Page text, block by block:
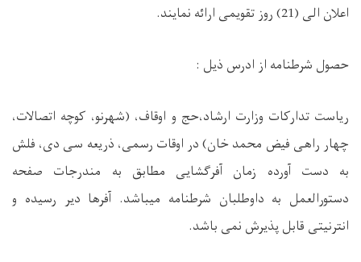
اعلان الی (21) روز تقویمی ارائه نمایند.
حصول شرطنامه از ادرس ذیل :
ریاست تدارکات وزارت ارشاد،حج و اوقاف، (شهرنو، کوچه اتصالات،
چهار راهی فیض محمد خان) در اوقات رسمی، ذریعه سی دی، فلش
به دست آورده زمان آفرگشایی مطابق به مندرجات صفحه
دستورالعمل به داوطلبان شرطنامه میباشد. آفرها دیر رسیده و
انترنیتی قابل پذیرش نمی باشد.